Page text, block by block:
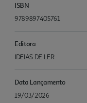
ISBN
9789897405761
Editora
IDEIAS DE LER
Data Lançamento
19/03/2026